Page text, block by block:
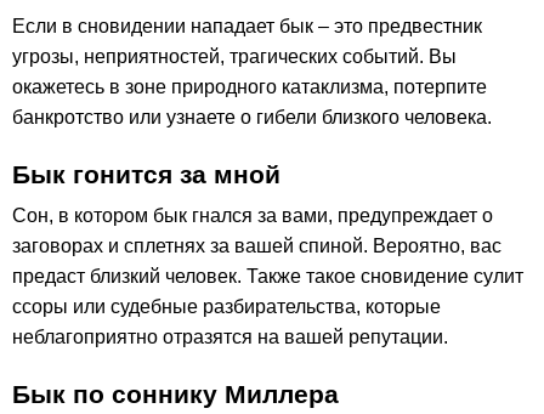
Если в сновидении нападает бык – это предвестник
угрозы, неприятностей, трагических событий. Вы
окажетесь в зоне природного катаклизма, потерпите
банкротство или узнаете о гибели близкого человека.
Бык гонится за мной
Сон, в котором бык гнался за вами, предупреждает о
заговорах и сплетнях за вашей спиной. Вероятно, вас
предаст близкий человек. Также такое сновидение сулит
ссоры или судебные разбирательства, которые
неблагоприятно отразятся на вашей репутации.
Бык по cоннику Миллера